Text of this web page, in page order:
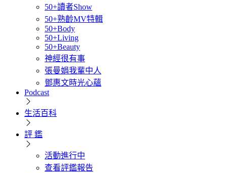
50+讀者Show
50+熟齡MV特輯
50+Body
50+Living
50+Beauty
神經很有事
張曼娟我輩中人
鄧惠文時光心蘊
Podcast
生活百科
評 鑑
活動進行中
查看評鑑報告